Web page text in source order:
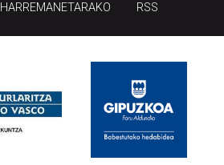
HARREMANETARAKO RSS